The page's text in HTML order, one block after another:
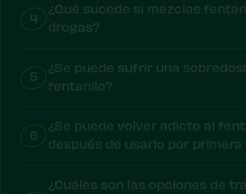
4
¿Qué sucede si mezclas
drogas?
5
¿Se puede sufrir una
fentanilo?
6
¿Se puede volver adicto al
después de usarlo por primera
¿Cuáles son las opciones de